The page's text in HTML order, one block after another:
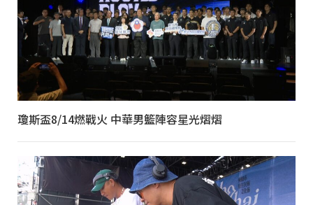
瓊斯盃8/14燃戰火 中華男籃陣容星光熠熠